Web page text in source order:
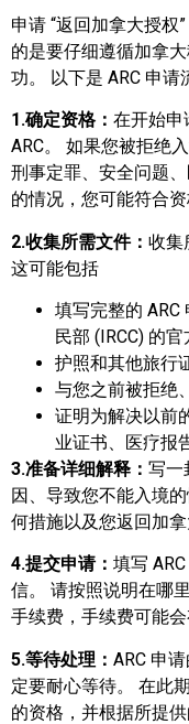
申请 “返回加拿大授权
的是要仔细遵循加拿
功。 以下是 ARC 申请
1.确定资格： 在开始申
ARC。 如果您被拒绝
刑事定罪、安全问题
的情况，您可能符合资
2.收集所需文件： 收集
这可能包括
填写完整的
民部 (IRCC) 的官
护照和其他旅行
与您之前被拒绝
证明为解决以前
业证书、医疗报
3.准备详细解释： 写一
因、导致您不能入境
何措施以及您返回加拿
4.提交申请： 填写
信。 请按照说明在哪
手续费，手续费可能会
5.等待处理： ARC 申
定要耐心等待。 在此
的资格，并根据所提供